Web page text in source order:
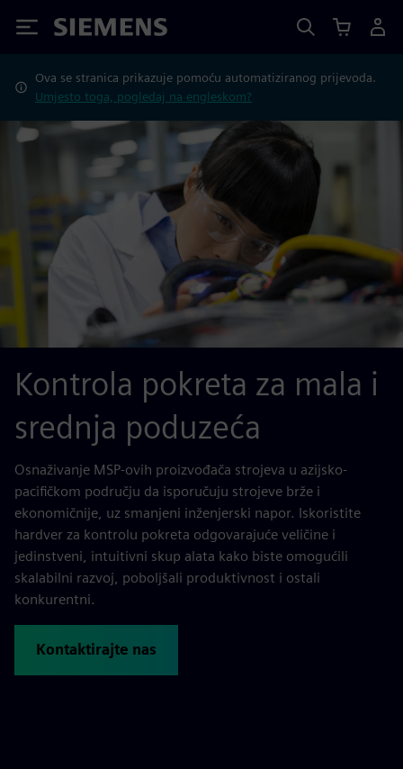
Siemens
Ova se stranica prikazuje pomoću automatiziranog prijevoda.
Umjesto toga, pogledaj na engleskom?
Kontrola pokreta za mala i
srednja poduzeća
Osnaživanje MSP-ovih proizvođača strojeva u azijsko-
pacifičkom području da isporučuju strojeve brže i
ekonomičnije, uz smanjeni inženjerski napor. Iskoristite
hardver za kontrolu pokreta odgovarajuće veličine i
jedinstveni, intuitivni skup alata kako biste omogućili
skalabilni razvoj, poboljšali produktivnost i ostali
konkurentni.
Kontaktirajte nas